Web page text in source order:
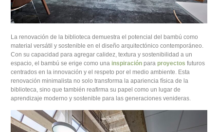
La renovación de la biblioteca demuestra el potencial del bambú como
material versátil y sostenible en el diseño arquitectónico contemporáneo.
Con su capacidad para agregar calidez, textura y sostenibilidad a un
espacio, el bambú se erige como una inspiración para proyectos futuros
centrados en la innovación y el respeto por el medio ambiente. Esta
renovación minimalista no solo transforma la apariencia física de la
biblioteca, sino que también reafirma su papel como un lugar de
aprendizaje moderno y sostenible para las generaciones venideras.